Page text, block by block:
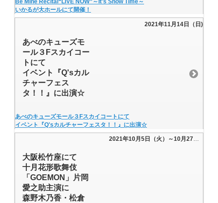
Be Mine Recital“LIVE NOW”～It's Show Time～
いかるが大ホールにて開催！
2021年11月14日（日)
あべのキューズモ
ール３Fスカイコー
トにて
イベント『Q'sカル
チャーフェス
タ！！』に出演☆
あべのキューズモール３Fスカイコートにて
イベント『Q'sカルチャーフェスタ！！』に出演☆
2021年10月5日（火）～10月27日（水）
大阪松竹座にて
十月花形歌舞伎
「GOEMON」片岡
愛之助主演に
森野木乃香・松倉